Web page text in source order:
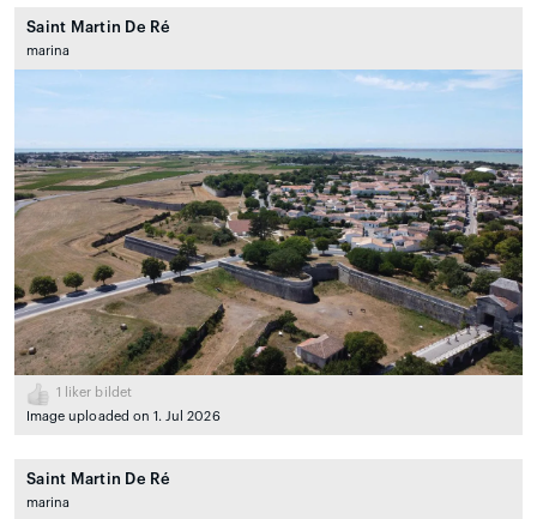
Saint Martin De Ré
marina
1
liker bildet
Image uploaded on 1. Jul 2026
Saint Martin De Ré
marina